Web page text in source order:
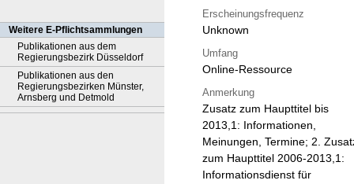
Weitere E-Pflichtsammlungen
Publikationen aus dem
Regierungsbezirk Düsseldorf
Publikationen aus den
Regierungsbezirken Münster,
Arnsberg und Detmold
Erscheinungsfrequenz
Unknown
Umfang
Online-Ressource
Anmerkung
Zusatz zum Haupttitel bis
2013,1: Informationen,
Meinungen, Termine; 2.
zum Haupttitel 2006-2013,1:
Informationsdienst für